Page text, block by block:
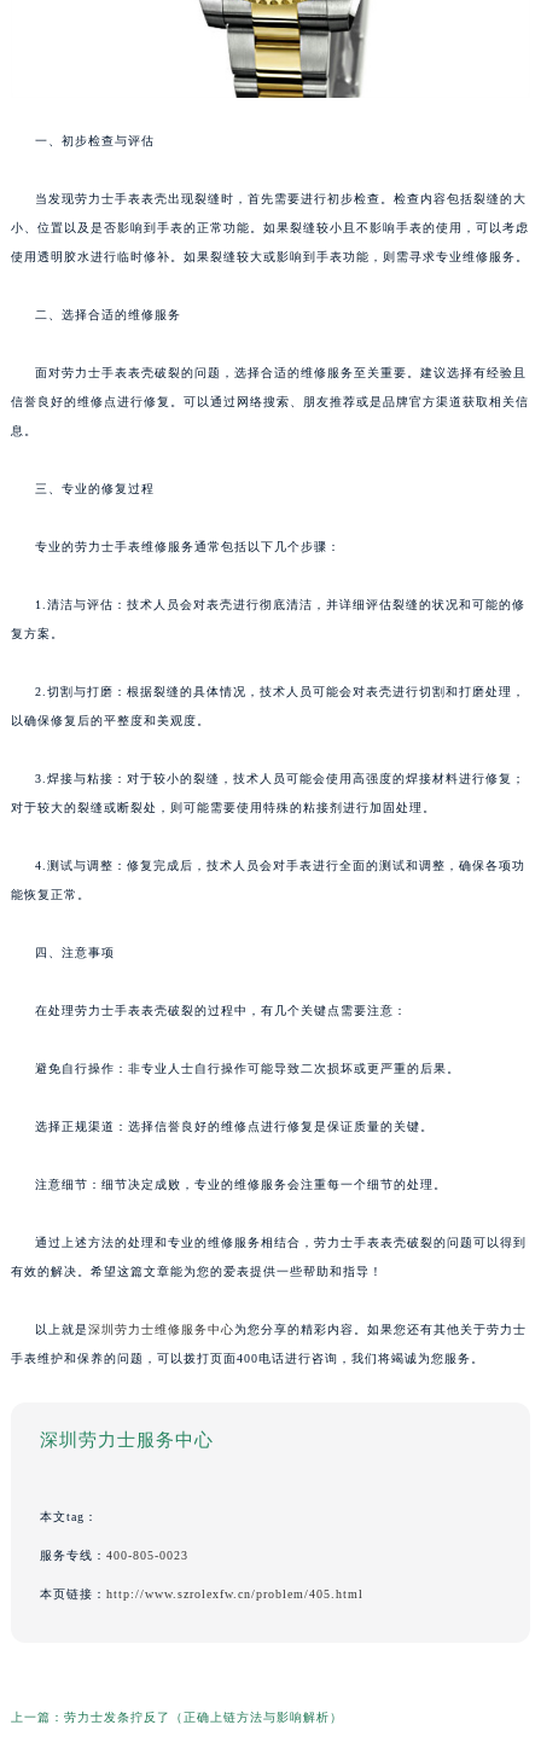
一、初步检查与评估
当发现劳力士手表表壳出现裂缝时，首先需要进行初步检查。检查内容包括裂缝的大
小、位置以及是否影响到手表的正常功能。如果裂缝较小且不影响手表的使用，可以考虑
使用透明胶水进行临时修补。如果裂缝较大或影响到手表功能，则需寻求专业维修服务。
二、选择合适的维修服务
面对劳力士手表表壳破裂的问题，选择合适的维修服务至关重要。建议选择有经验且
信誉良好的维修点进行修复。可以通过网络搜索、朋友推荐或是品牌官方渠道获取相关信
息。
三、专业的修复过程
专业的劳力士手表维修服务通常包括以下几个步骤：
1.清洁与评估：技术人员会对表壳进行彻底清洁，并详细评估裂缝的状况和可能的修
复方案。
2.切割与打磨：根据裂缝的具体情况，技术人员可能会对表壳进行切割和打磨处理，
以确保修复后的平整度和美观度。
3.焊接与粘接：对于较小的裂缝，技术人员可能会使用高强度的焊接材料进行修复；
对于较大的裂缝或断裂处，则可能需要使用特殊的粘接剂进行加固处理。
4.测试与调整：修复完成后，技术人员会对手表进行全面的测试和调整，确保各项功
能恢复正常。
四、注意事项
在处理劳力士手表表壳破裂的过程中，有几个关键点需要注意：
避免自行操作：非专业人士自行操作可能导致二次损坏或更严重的后果。
选择正规渠道：选择信誉良好的维修点进行修复是保证质量的关键。
注意细节：细节决定成败，专业的维修服务会注重每一个细节的处理。
通过上述方法的处理和专业的维修服务相结合，劳力士手表表壳破裂的问题可以得到
有效的解决。希望这篇文章能为您的爱表提供一些帮助和指导！
以上就是深圳劳力士维修服务中心为您分享的精彩内容。如果您还有其他关于劳力士
手表维护和保养的问题，可以拨打页面400电话进行咨询，我们将竭诚为您服务。
深圳劳力士服务中心
本文tag：
服务专线： 400-805-0023
本页链接： http://www.szrolexfw.cn/problem/405.html
上一篇： 劳力士发条拧反了（正确上链方法与影响解析）